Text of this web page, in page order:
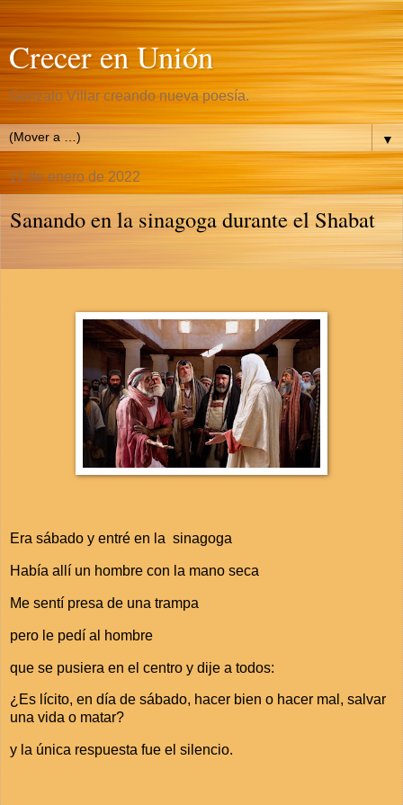
Crecer en Unión
Gonzalo Villar creando nueva poesía.
▼
11 de enero de 2022
Sanando en la sinagoga durante el Shabat
Era sábado y entré en la sinagoga
Había allí un hombre con la mano seca
Me sentí presa de una trampa
pero le pedí al hombre
que se pusiera en el centro y dije a todos:
¿Es lícito, en día de sábado, hacer bien o hacer mal, salvar
una vida o matar?
y la única respuesta fue el silencio.